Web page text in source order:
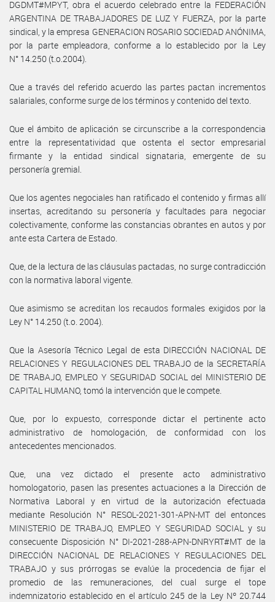
DGDMT#MPYT, obra el acuerdo celebrado entre la FEDERACIÓN
ARGENTINA DE TRABAJADORES DE LUZ Y FUERZA, por la parte
sindical, y la empresa GENERACION ROSARIO SOCIEDAD ANÓNIMA,
por la parte empleadora, conforme a lo establecido por la Ley
N° 14.250 (t.o.2004).
Que a través del referido acuerdo las partes pactan incrementos
salariales, conforme surge de los términos y contenido del texto.
Que el ámbito de aplicación se circunscribe a la correspondencia
entre la representatividad que ostenta el sector empresarial
firmante y la entidad sindical signataria, emergente de su
personería gremial.
Que los agentes negociales han ratificado el contenido y firmas allí
insertas, acreditando su personería y facultades para negociar
colectivamente, conforme las constancias obrantes en autos y por
ante esta Cartera de Estado.
Que, de la lectura de las cláusulas pactadas, no surge contradicción
con la normativa laboral vigente.
Que asimismo se acreditan los recaudos formales exigidos por la
Ley N° 14.250 (t.o. 2004).
Que la Asesoría Técnico Legal de esta DIRECCIÓN NACIONAL DE
RELACIONES Y REGULACIONES DEL TRABAJO de la SECRETARÍA
DE TRABAJO, EMPLEO Y SEGURIDAD SOCIAL del MINISTERIO DE
CAPITAL HUMANO, tomó la intervención que le compete.
Que, por lo expuesto, corresponde dictar el pertinente acto
administrativo de homologación, de conformidad con los
antecedentes mencionados.
Que, una vez dictado el presente acto administrativo
homologatorio, pasen las presentes actuaciones a la Dirección de
Normativa Laboral y en virtud de la autorización efectuada
mediante Resolución N° RESOL-2021-301-APN-MT del entonces
MINISTERIO DE TRABAJO, EMPLEO Y SEGURIDAD SOCIAL y su
consecuente Disposición N° DI-2021-288-APN-DNRYRT#MT de la
DIRECCIÓN NACIONAL DE RELACIONES Y REGULACIONES DEL
TRABAJO y sus prórrogas se evalúe la procedencia de fijar el
promedio de las remuneraciones, del cual surge el tope
indemnizatorio establecido en el artículo 245 de la Ley Nº 20.744